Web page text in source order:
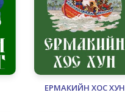
ЕРМАКИЙН ХОС ХУН